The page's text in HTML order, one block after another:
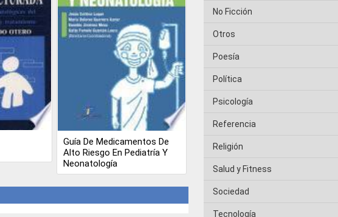
Guía De Medicamentos De
Alto Riesgo En Pediatría Y
Neonatología
No Ficción
Otros
Poesía
Política
Psicología
Referencia
Religión
Salud y Fitness
Sociedad
Tecnología